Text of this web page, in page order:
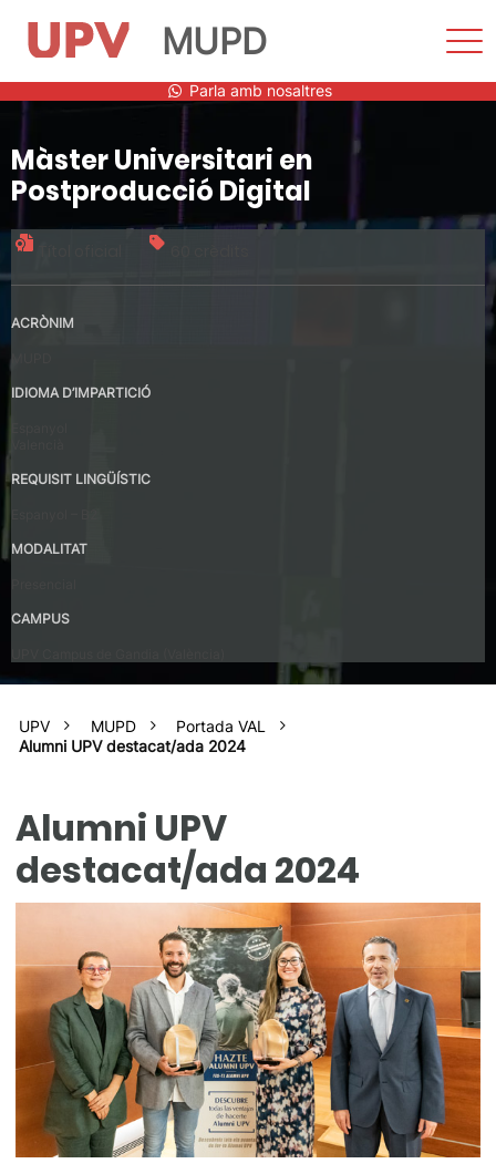
MUPD
Parla amb nosaltres
Màster Universitari en
Postproducció Digital
ACRÒNIM
IDIOMA D’IMPARTICIÓ
REQUISIT LINGÜÍSTIC
MODALITAT
CAMPUS
UPV MUPD
Portada VAL
Alumni UPV destacat/ada 2024
Alumni UPV
destacat/ada 2024